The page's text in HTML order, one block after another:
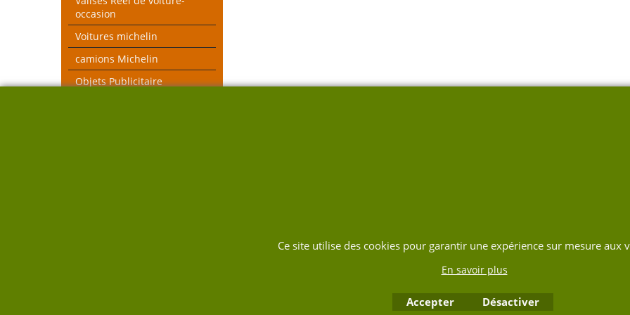
occasion
Voitures michelin
camions Michelin
Objets Publicitaire
Ce site utilise des cookies pour garantir une expérience sur mesure aux
En savoir plus
Accepter Désactiver